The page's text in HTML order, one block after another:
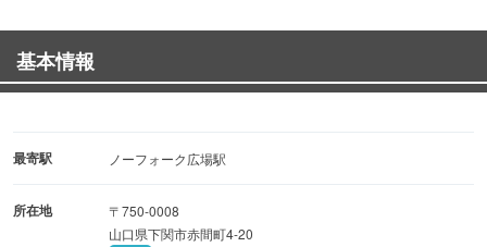
う・うに・鯨・肉まで、お客様のニーズに応えられるメニ
ュー作り、金額設定を心掛け、下関にこだわった地産地消
の食材、酒を提供しております。
基本情報
最寄駅 ノーフォーク広場駅
所在地
〒750-0008
山口県下関市赤間町4-20